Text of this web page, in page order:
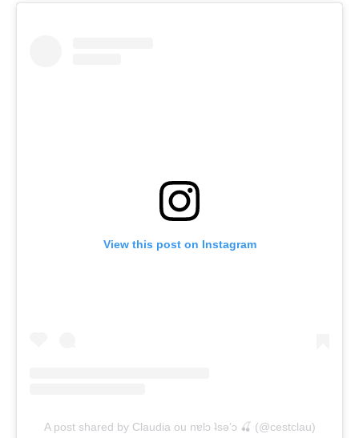
View this post on Instagram
A post shared by Claudia ou nɐlɔ ʇsǝ’ɔ 🍒 (@cestclau)